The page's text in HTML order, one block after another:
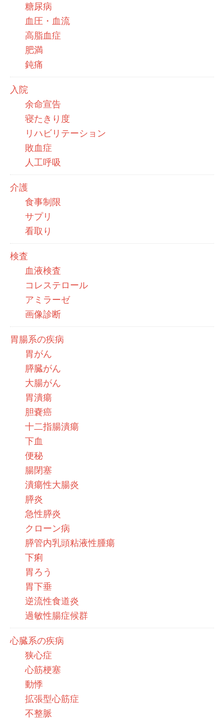
糖尿病
血圧・血流
高脂血症
肥満
鈍痛
入院
余命宣告
寝たきり度
リハビリテーション
敗血症
人工呼吸
介護
食事制限
サプリ
看取り
検査
血液検査
コレステロール
アミラーゼ
画像診断
胃腸系の疾病
胃がん
膵臓がん
大腸がん
胃潰瘍
胆嚢癌
十二指腸潰瘍
下血
便秘
腸閉塞
潰瘍性大腸炎
膵炎
急性膵炎
クローン病
膵管内乳頭粘液性腫瘍
下痢
胃ろう
胃下垂
逆流性食道炎
過敏性腸症候群
心臓系の疾病
狭心症
心筋梗塞
動悸
拡張型心筋症
不整脈